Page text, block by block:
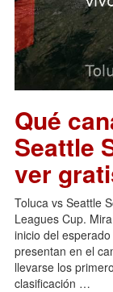
Qué
Seattle
ver
Toluca vs Seattle
Leagues Cup.
inicio del
presentan en el
llevarse los
clasificación …